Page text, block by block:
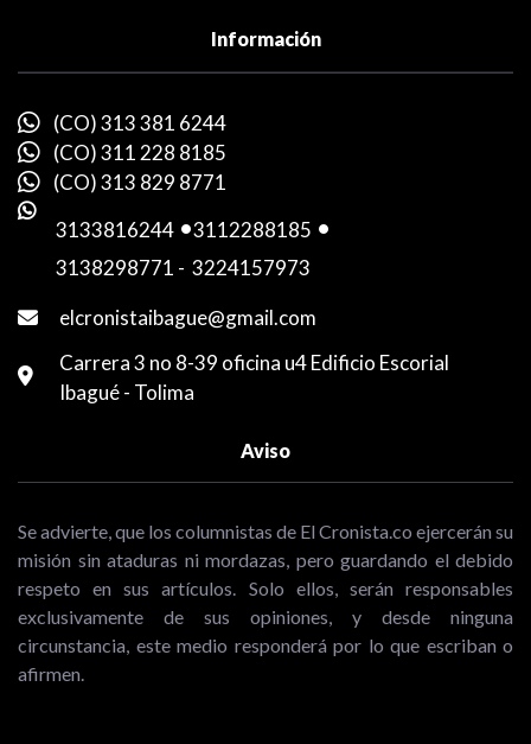
Información
(CO) 313 381 6244
(CO) 311 228 8185
(CO) 313 829 8771
3133816244 -3112288185 -
3138298771 - 3224157973
elcronistaibague@gmail.com
Carrera 3 no 8-39 oficina u4 Edificio Escorial
Ibagué - Tolima
Aviso
Se advierte, que los columnistas de El Cronista.co ejercerán su
misión sin ataduras ni mordazas, pero guardando el debido
respeto en sus artículos. Solo ellos, serán responsables
exclusivamente de sus opiniones, y desde ninguna
circunstancia, este medio responderá por lo que escriban o
afirmen.